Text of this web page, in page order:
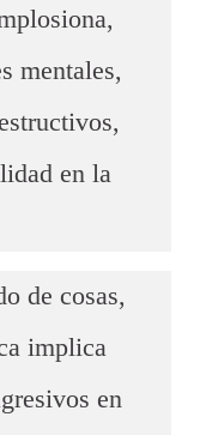
mentales,
en la
de cosas,
implica
en